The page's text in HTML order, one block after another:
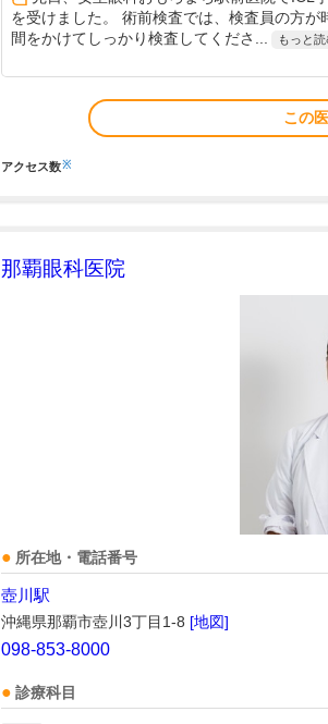
を受けました。 術前検査では、検査員の方が
間をかけてしっかり検査してくださ...
もっと
この
アクセス数※
那覇眼科医院
所在地・電話番号
壺川駅
沖縄県那覇市壺川3丁目1-8 [地図]
098-853-8000
診療科目